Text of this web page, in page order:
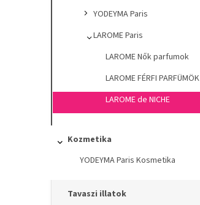
YODEYMA Paris
LAROME Paris
LAROME Nők parfumok
LAROME FÉRFI PARFÜMÖK
LAROME de NICHE
Kozmetika
YODEYMA Paris Kosmetika
Tavaszi illatok